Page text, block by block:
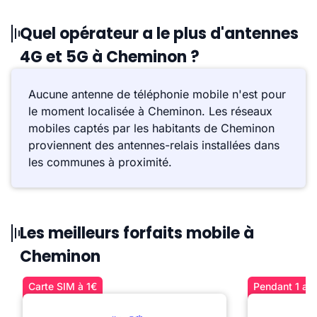
Quel opérateur a le plus d'antennes
4G et 5G à Cheminon ?
Aucune antenne de téléphonie mobile n'est pour
le moment localisée à Cheminon. Les réseaux
mobiles captés par les habitants de Cheminon
proviennent des antennes-relais installées dans
les communes à proximité.
Les meilleurs forfaits mobile à
Cheminon
Carte SIM à 1€ Pendant 1